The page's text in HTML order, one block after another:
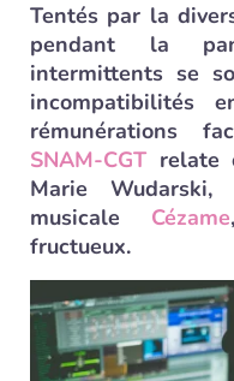
Tentés par la
pendant la
intermittents se
incompatibilités
rémunérations
SNAM-CGT relate
Marie
musicale Cézame
fructueux.